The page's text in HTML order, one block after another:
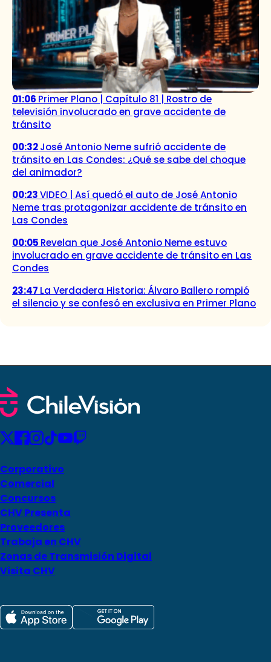
01:06 Primer Plano | Capítulo 81 | Rostro de
televisión involucrado en grave accidente de
tránsito
00:32José Antonio Neme sufrió accidente de
tránsito en Las Condes: ¿Qué se sabe del choque
del animador?
00:23VIDEO | Así quedó el auto de José Antonio
Neme tras protagonizar accidente de tránsito en
Las Condes
00:05 Revelan que José Antonio Neme estuvo
involucrado en grave accidente de tránsito en Las
Condes
23:47 La Verdadera Historia: Álvaro Ballero rompió
el silencio y se confesó en exclusiva en Primer Plano
Corporativo
Comercial
Concursos
CHV Presenta
Proveedores
Trabaja en CHV
Zonas de Transmisión Digital
Visita CHV